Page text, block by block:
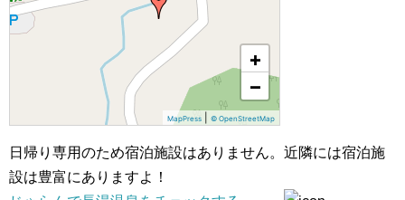
+
−
MapPress © OpenStreetMap
日帰り専用のため宿泊施設はありません。近隣には宿泊施
設は豊富にありますよ！